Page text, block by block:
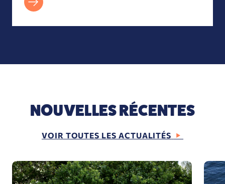
NOUVELLES RÉCENTES
VOIR TOUTES LES ACTUALITÉS
Lettre d'information « Revive Our Ocean 2026
La